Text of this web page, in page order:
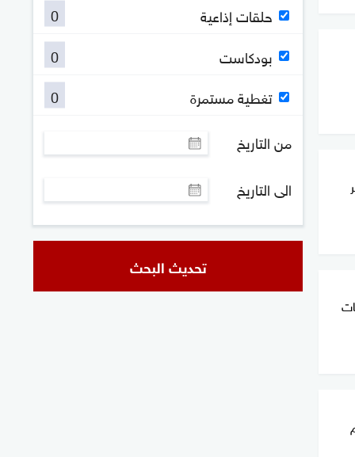
حلقات إذاعية
0
بودكاست
0
تغطية مستمرة
0
من التاريخ
الى التاريخ
تحديث البحث